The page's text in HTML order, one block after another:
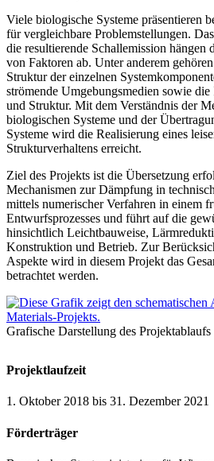
Viele biologische Systeme präsentieren
für vergleichbare Problemstellungen.
die resultierende Schallemission hängen
von Faktoren ab. Unter anderem
Struktur der einzelnen
strömende Umgebungsmedien sowie
und Struktur. Mit dem Verständnis der
biologischen Systeme und der
Systeme wird die Realisierung eines
Strukturverhaltens erreicht.
Ziel des Projekts ist die Übersetzung
Mechanismen zur Dämpfung in
mittels numerischer Verfahren in einem
Entwurfsprozesses und führt auf die
hinsichtlich Leichtbauweise,
Konstruktion und Betrieb. Zur
Aspekte wird in diesem Projekt das
betrachtet werden.
Grafische Darstellung des Projektablaufs
Projektlaufzeit
1. Oktober 2018 bis 31. Dezember 2021
Förderträger